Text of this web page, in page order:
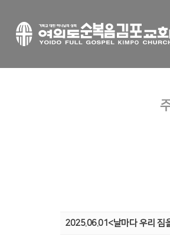
2025.06.01<날마다 우리 짐